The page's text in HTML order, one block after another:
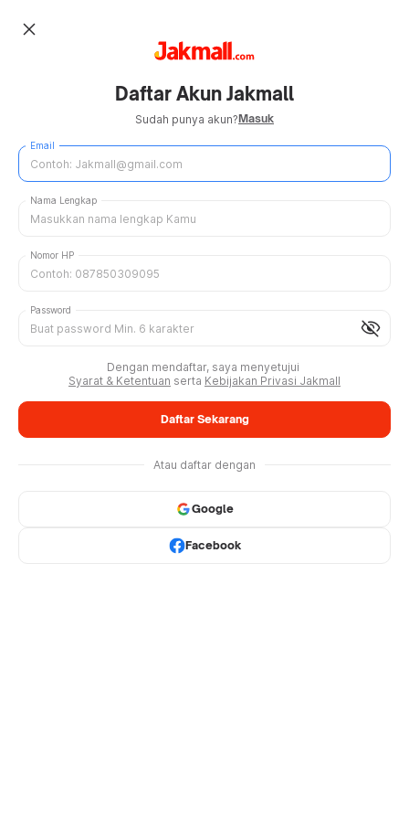
close
Daftar Akun Jakmall
Sudah punya akun?Masuk
Email
Nama Lengkap
Nomor HP
visibility_off
Password
Dengan mendaftar, saya menyetujui
Syarat & Ketentuan serta Kebijakan Privasi Jakmall
Daftar Sekarang
Atau daftar dengan
Google
Facebook